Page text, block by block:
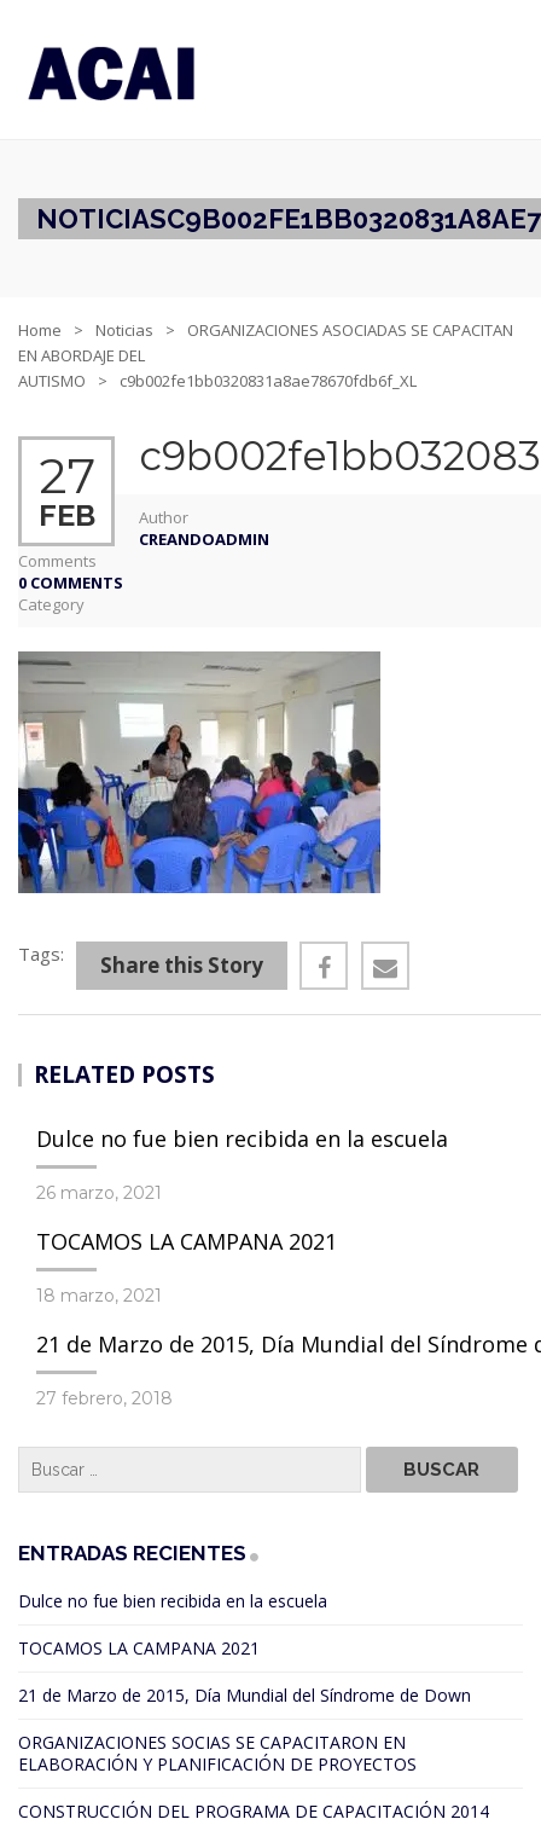
NOTICIAS
Home Noticias
ORGANIZACIONES ASOCIADAS SE CAPACITAN
EN ABORDAJE DEL
AUTISMO
c9b002fe1bb0320831a8ae78670fdb6f_XL
27
FEB
Author
CREANDOADMIN
Comments
0 COMMENTS
Category
Tags: Share this Story
RELATED POSTS
Dulce no fue bien recibida en la escuela
26 marzo, 2021
TOCAMOS LA CAMPANA 2021
18 marzo, 2021
21 de Marzo de 2015, Día Mundial del Síndrome
27 febrero, 2018
ENTRADAS RECIENTES
Dulce no fue bien recibida en la escuela
TOCAMOS LA CAMPANA 2021
21 de Marzo de 2015, Día Mundial del Síndrome de Down
ORGANIZACIONES SOCIAS SE CAPACITARON EN
ELABORACIÓN Y PLANIFICACIÓN DE PROYECTOS
CONSTRUCCIÓN DEL PROGRAMA DE CAPACITACIÓN 2014